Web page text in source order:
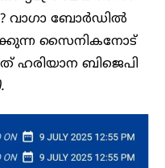
വാഗാ ബോർഡിൽ
സൈനികനോട്
ഹരിയാന ബിജെപി